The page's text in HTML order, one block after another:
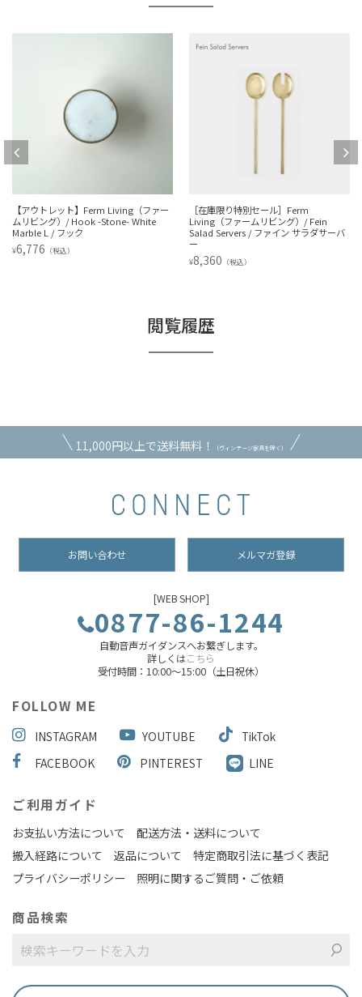
【アウトレット】Ferm Living（ファー
ムリビング）/ Hook -Stone- White
Marble L / フック
¥6,776 （税込）
［在庫限り特別セール］Ferm
Living（ファームリビング）/ Fein
Salad Servers / ファイン サラダサーバ
ー
¥8,360 （税込）
閲覧履歴
11,000円以上で送料無料！ （ヴィンテージ家具を除く）
お問い合わせ メルマガ登録
[WEB SHOP]
0877-86-1244
自動音声ガイダンスへお繋ぎします。
詳しくはこちら
受付時間：10:00～15:00（土日祝休）
FOLLOW ME
INSTAGRAM YOUTUBE
TikTok
FACEBOOK
PINTEREST LINE
ご利用ガイド
お支払い方法について
配送方法・送料について
搬入経路について
返品について
特定商取引法に基づく表記
プライバシーポリシー
照明に関するご質問・ご依頼
商品検索